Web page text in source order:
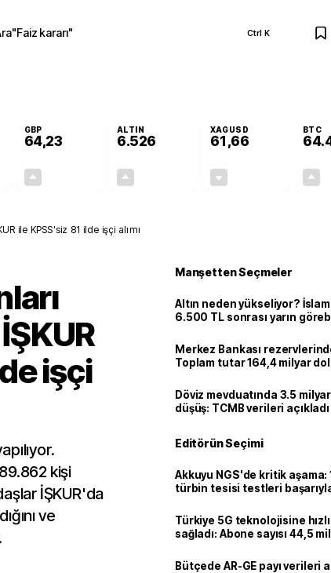
"Faiz kararı" Ctrl K
GBP
64,23
ALTIN
6.526
XAGUSD
61,66
BTC
ile KPSS'siz 81 ilde işçi alımı
işçi
kişi
İŞKUR'da
ve
Manşetten Seçmeler
Altın neden yükseliyor?
6.500 TL sonrası yarın
Merkez Bankası
Toplam tutar 164,4 milyar
Döviz mevduatında 3.5
düşüş: TCMB verileri açıkladı
Editörün Seçimi
Akkuyu NGS'de kritik aşama:
türbin tesisi testleri
Türkiye 5G teknolojisine
sağladı: Abone sayısı 44,5
Bütçede AR-GE payı verileri